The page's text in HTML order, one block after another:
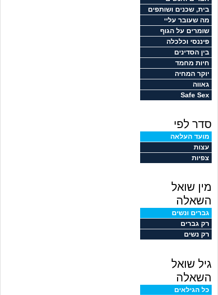
בית, שכנים ושותפים
מה שעובר עליי
שומרים על הגוף
פיננסי וכלכלה
בין הסדינים
חיות מחמד
יוקר המחיה
גאווה
Safe Sex
סדר לפי
מועד העלאה
עצות
צפיות
מין שואל
השאלה
גברים ונשים
רק גברים
רק נשים
גיל שואל
השאלה
כל הגילאים